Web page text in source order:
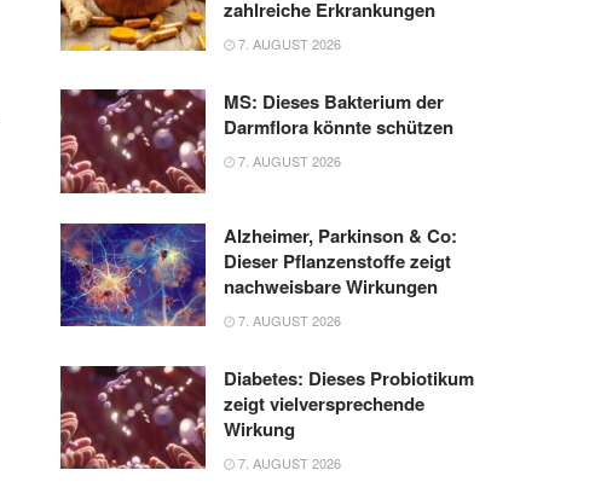
zahlreiche Erkrankungen
7. AUGUST 2026
MS: Dieses Bakterium der
Darmflora könnte schützen
7. AUGUST 2026
Alzheimer, Parkinson & Co:
Dieser Pflanzenstoffe zeigt
nachweisbare Wirkungen
7. AUGUST 2026
Diabetes: Dieses Probiotikum
zeigt vielversprechende
Wirkung
7. AUGUST 2026